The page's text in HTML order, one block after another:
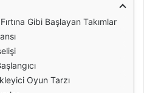
Gibi Başlayan Takımlar
Oyun Tarzı